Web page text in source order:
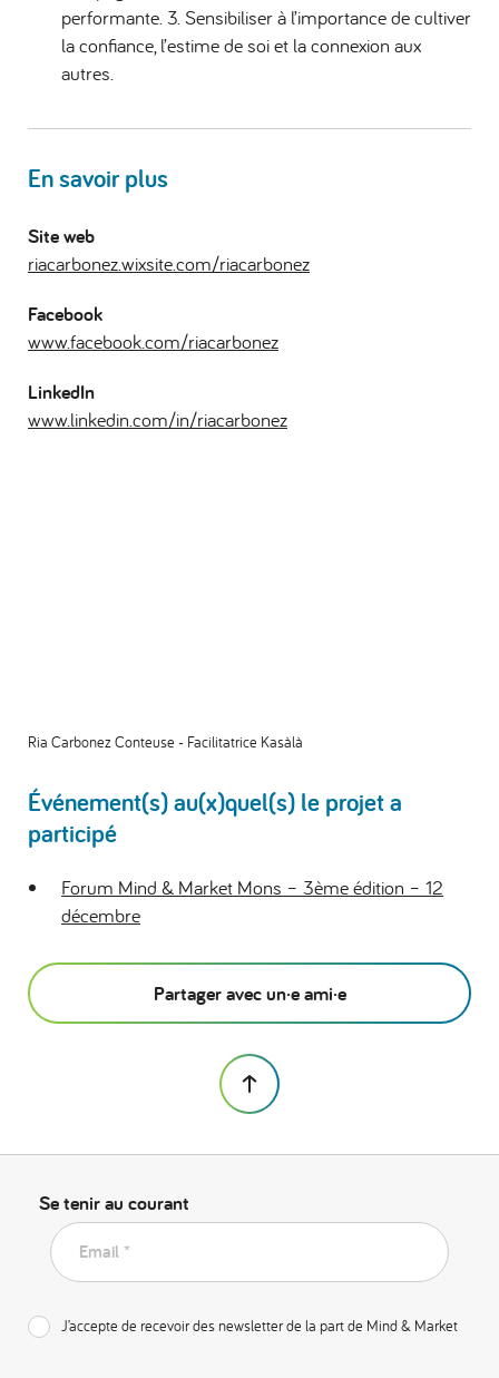
performante. 3. Sensibiliser à l’importance de cultiver
la confiance, l’estime de soi et la connexion aux
autres.
En savoir plus
Site web
riacarbonez.wixsite.com/riacarbonez
Facebook
www.facebook.com/riacarbonez
LinkedIn
www.linkedin.com/in/riacarbonez
Ria Carbonez Conteuse - Facilitatrice Kasàlà
Événement(s) au(x)quel(s) le projet a
participé
Forum Mind & Market Mons – 3ème édition – 12
décembre
Partager avec un·e ami·e
Se tenir au courant
Email *
J’accepte de recevoir des newsletter de la part de Mind & Market